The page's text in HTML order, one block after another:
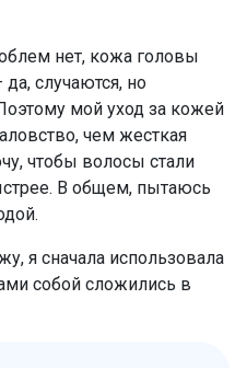
нет, кожа головы
случаются, но
мой уход за кожей
чем жесткая
чтобы волосы стали
В общем, пытаюсь
я сначала использовала
собой сложились в